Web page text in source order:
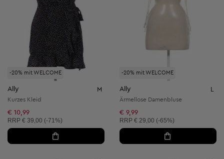
-20% mit WELCOME
Ally M
Kurzes Kleid
€ 10,99
Unverbindliche Preisempfehlung:
RRP € 39,00 (-71%)
-20% mit WELCOME
Ally
Ärmellose Damenbluse
€ 9,99
Unverbindliche Preisempfehlung:
RRP € 29,00 (-65%)